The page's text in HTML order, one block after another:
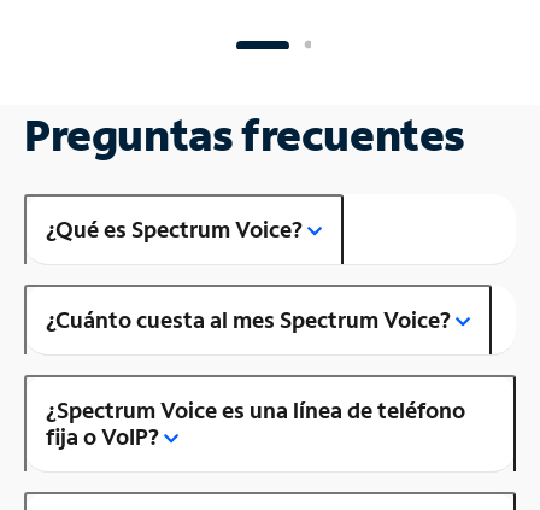
Preguntas frecuentes
¿Qué es Spectrum Voice?
¿Cuánto cuesta al mes Spectrum Voice?
¿Spectrum Voice es una línea de teléfono
fija o VoIP?